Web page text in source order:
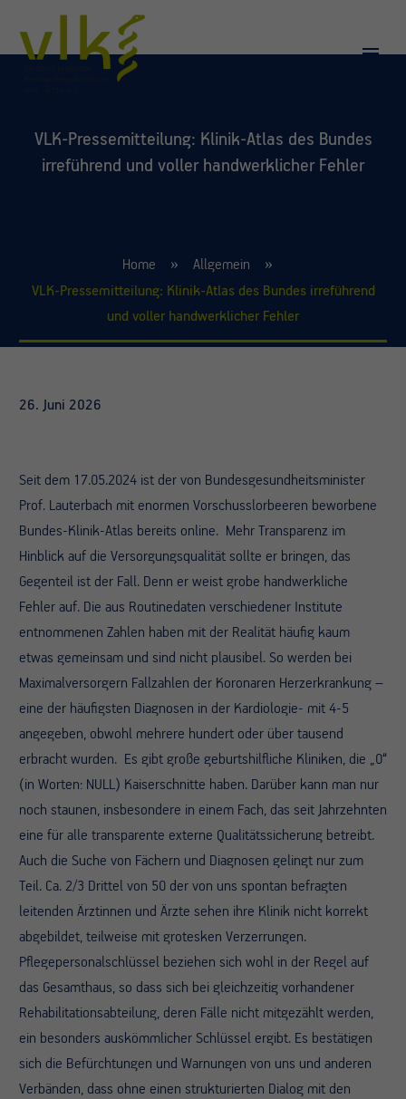
VLK-Pressemitteilung: Klinik-Atlas des Bundes
irreführend und voller handwerklicher Fehler
Home
Allgemein
VLK-Pressemitteilung: Klinik-Atlas des Bundes irreführend
und voller handwerklicher Fehler
26. Juni 2026
Seit dem 17.05.2024 ist der von Bundesgesundheitsminister
Prof. Lauterbach mit enormen Vorschusslorbeeren beworbene
Bundes-Klinik-Atlas bereits online. Mehr Transparenz im
Hinblick auf die Versorgungsqualität sollte er bringen, das
Gegenteil ist der Fall. Denn er weist grobe handwerkliche
Fehler auf. Die aus Routinedaten verschiedener Institute
entnommenen Zahlen haben mit der Realität häufig kaum
etwas gemeinsam und sind nicht plausibel. So werden bei
Maximalversorgern Fallzahlen der Koronaren Herzerkrankung –
eine der häufigsten Diagnosen in der Kardiologie- mit 4-5
angegeben, obwohl mehrere hundert oder über tausend
erbracht wurden. Es gibt große geburtshilfliche Kliniken, die „0“
(in Worten: NULL) Kaiserschnitte haben. Darüber kann man nur
noch staunen, insbesondere in einem Fach, das seit Jahrzehnten
eine für alle transparente externe Qualitätssicherung betreibt.
Auch die Suche von Fächern und Diagnosen gelingt nur zum
Teil. Ca. 2/3 Drittel von 50 der von uns spontan befragten
leitenden Ärztinnen und Ärzte sehen ihre Klinik nicht korrekt
abgebildet, teilweise mit grotesken Verzerrungen.
Pflegepersonalschlüssel beziehen sich wohl in der Regel auf
das Gesamthaus, so dass sich bei gleichzeitig vorhandener
Rehabilitationsabteilung, deren Fälle nicht mitgezählt werden,
ein besonders auskömmlicher Schlüssel ergibt. Es bestätigen
sich die Befürchtungen und Warnungen von uns und anderen
Verbänden, dass ohne einen strukturierten Dialog mit den